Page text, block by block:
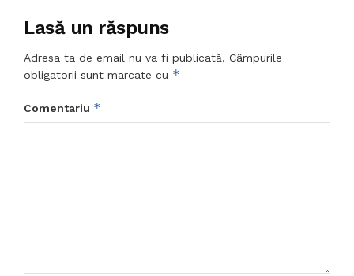
Lasă un răspuns
Adresa ta de email nu va fi publicată. Câmpurile
obligatorii sunt marcate cu *
Comentariu *